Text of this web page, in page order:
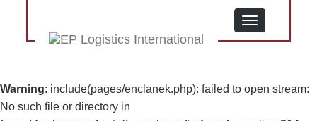
MENU
Warning: include(pages/enclanek.php): failed to open stream:
No such file or directory in